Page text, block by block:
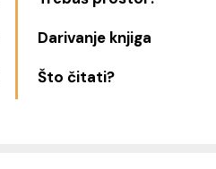
Darivanje knjiga
Što čitati?